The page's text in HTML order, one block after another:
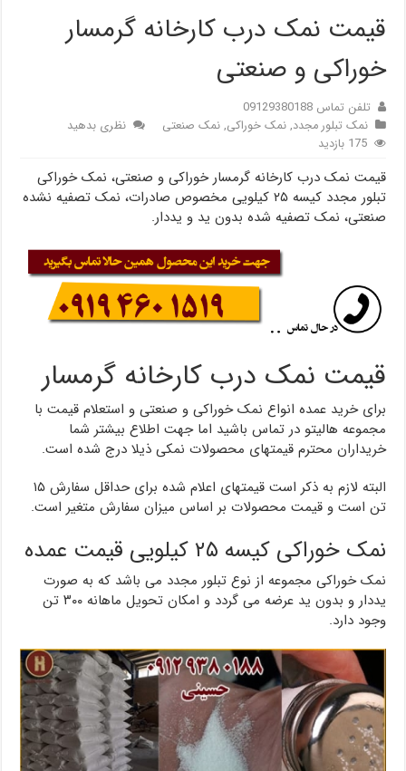
قیمت نمک درب کارخانه گرمسار
خوراکی و صنعتی
تلفن تماس 09129380188
نمک تبلور مجدد,نمک خوراکی,نمک صنعتی
نظری بدهید
175 بازدید
قیمت نمک درب کارخانه گرمسار خوراکی و صنعتی، نمک خوراکی
تبلور مجدد کیسه ۲۵ کیلویی مخصوص صادرات، نمک تصفیه نشده
صنعتی، نمک تصفیه شده بدون ید و یددار.
قیمت نمک درب کارخانه گرمسار
برای خرید عمده انواع نمک خوراکی و صنعتی و استعلام قیمت با
مجموعه هالیتو در تماس باشید اما جهت اطلاع بیشتر شما
خریداران محترم قیمتهای محصولات نمکی ذیلا درج شده است.
البته لازم به ذکر است قیمتهای اعلام شده برای حداقل سفارش ۱۵
تن است و قیمت محصولات بر اساس میزان سفارش متغیر است.
نمک خوراکی کیسه ۲۵ کیلویی قیمت عمده
نمک خوراکی مجموعه از نوع تبلور مجدد می باشد که به صورت
یددار و بدون ید عرضه می گردد و امکان تحویل ماهانه ۳۰۰ تن
وجود دارد.